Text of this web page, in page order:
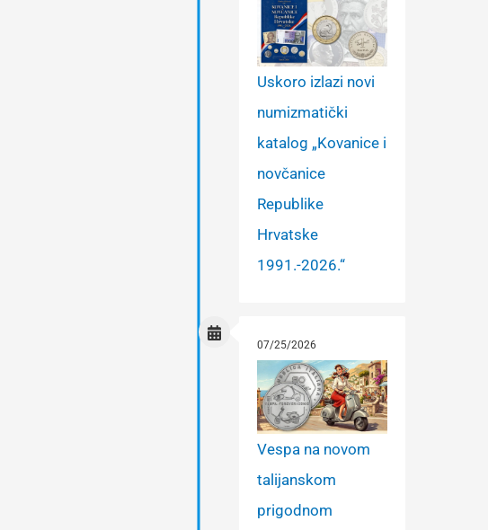
Uskoro izlazi novi
numizmatički
katalog „Kovanice i
novčanice
Republike
Hrvatske
1991.-2026.“
07/25/2026
Vespa na novom
talijanskom
prigodnom